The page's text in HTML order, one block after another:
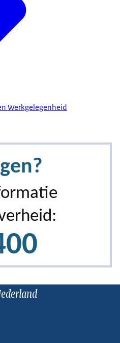
Werkgelegenheid